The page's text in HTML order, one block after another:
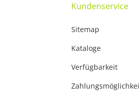
Kundenservice
Sitemap
Kataloge
Verfügbarkeit